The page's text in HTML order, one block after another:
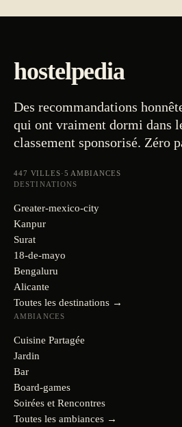
hostelpedia
Des recommandations
qui ont vraiment dormi dans
classement sponsorisé. Zéro
447 VILLES·5 AMBIANCES
DESTINATIONS
Greater-mexico-city
Kanpur
Surat
18-de-mayo
Bengaluru
Alicante
Toutes les destinations →
AMBIANCES
Cuisine Partagée
Jardin
Bar
Board-games
Soirées et Rencontres
Toutes les ambiances →